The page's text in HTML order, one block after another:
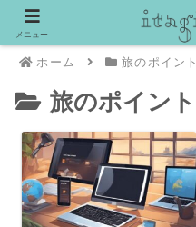
ホーム 旅のポイント
旅のポイント
メニュー